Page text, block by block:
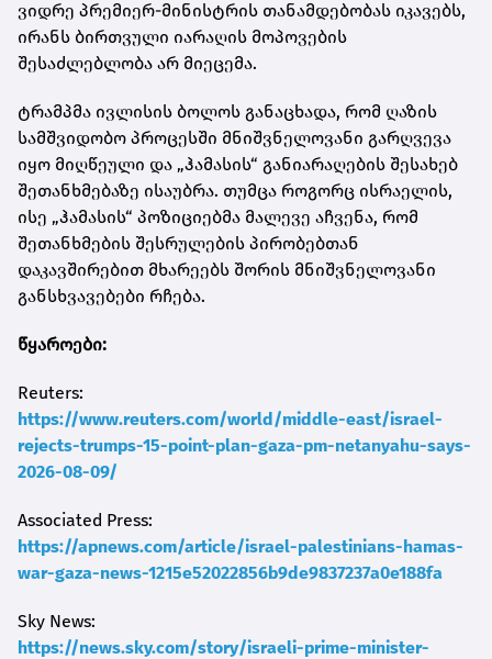
ვიდრე პრემიერ-მინისტრის თანამდებობას იკავებს,
ირანს ბირთვული იარაღის მოპოვების
შესაძლებლობა არ მიეცემა.
ტრამპმა ივლისის ბოლოს განაცხადა, რომ ღაზის
სამშვიდობო პროცესში მნიშვნელოვანი გარღვევა
იყო მიღწეული და „ჰამასის“ განიარაღების შესახებ
შეთანხმებაზე ისაუბრა. თუმცა როგორც ისრაელის,
ისე „ჰამასის“ პოზიციებმა მალევე აჩვენა, რომ
შეთანხმების შესრულების პირობებთან
დაკავშირებით მხარეებს შორის მნიშვნელოვანი
განსხვავებები რჩება.
წყაროები:
Reuters:
https://www.reuters.com/world/middle-east/israel-
rejects-trumps-15-point-plan-gaza-pm-netanyahu-says-
2026-08-09/
Associated Press:
https://apnews.com/article/israel-palestinians-hamas-
war-gaza-news-1215e52022856b9de9837237a0e188fa
Sky News:
https://news.sky.com/story/israeli-prime-minister-